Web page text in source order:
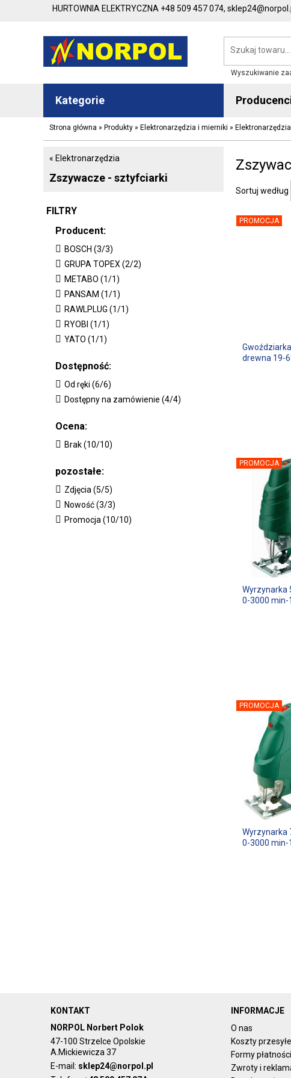
HURTOWNIA ELEKTRYCZNA +48 509 457 074,
Wyszukiwanie
Kategorie
Strona główna » Produkty » Elektronarzędzia i mierniki » Elektronarzędzia
« Elektronarzędzia
Zszywacze - sztyfciarki
FILTRY
Producent:
BOSCH (3/3)
GRUPA TOPEX (2/2)
METABO (1/1)
PANSAM (1/1)
RAWLPLUG (1/1)
RYOBI (1/1)
YATO (1/1)
Dostępność:
Od ręki (6/6)
Dostępny na zamówienie (4/4)
Ocena:
Brak (10/10)
pozostałe:
Zdjęcia (5/5)
Nowość (3/3)
Promocja (10/10)
Sortuj według
PROMOCJA
drewna 19-
PROMOCJA
Wyrzynarka
0-3000 min-
PROMOCJA
Wyrzynarka
0-3000 min-
KONTAKT
NORPOL Norbert Polok
47-100 Strzelce Opolskie
A.Mickiewicza 37
E-mail: sklep24@norpol.pl
INFORMACJE
O nas
Koszty
Formy płatności
Zwroty i